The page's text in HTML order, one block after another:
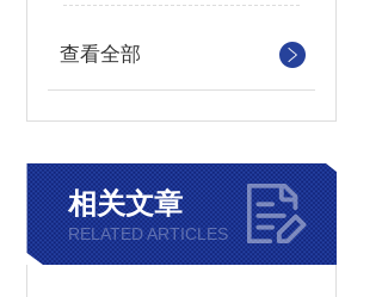
查看全部
相关文章
RELATED ARTICLES